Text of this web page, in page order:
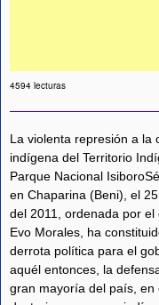
4594 lecturas
La violenta represión a la
indígena del Territorio
Parque Nacional
en Chaparina (Beni), el
del 2011, ordenada por el
Evo Morales, ha
derrota política para el
aquél entonces, la
gran mayoría del país,